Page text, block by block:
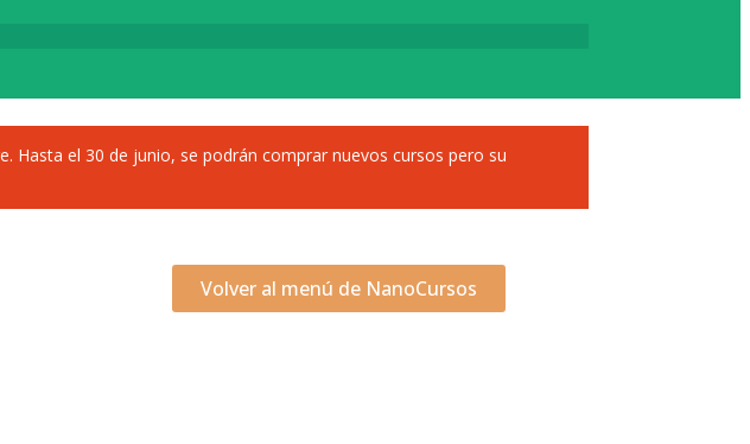
Hasta el 30 de junio, se podrán comprar nuevos cursos pero su
Volver al menú de NanoCursos